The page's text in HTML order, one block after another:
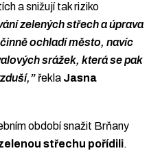
a snižují tak riziko
zelených střech a úprava
ochladí město, navíc
srážek, která se pak
řekla Jasna
období snažit Brňany
střechu pořídili.